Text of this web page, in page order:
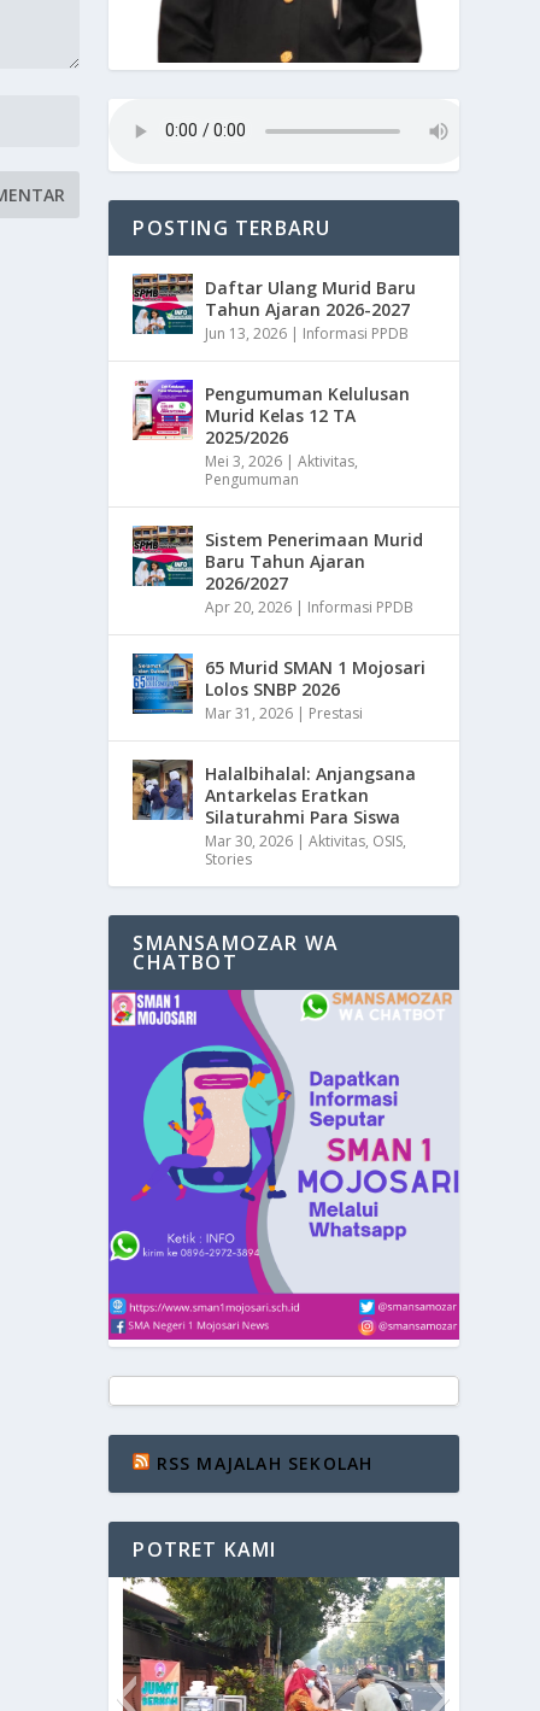
POSTING TERBARU
Daftar Ulang Murid Baru
Tahun Ajaran 2026-2027
Jun 13, 2026 | Informasi PPDB
Pengumuman Kelulusan
Murid Kelas 12 TA
2025/2026
Mei 3, 2026 |Aktivitas,
Pengumuman
Sistem Penerimaan Murid
Baru Tahun Ajaran
2026/2027
Apr 20, 2026 | Informasi PPDB
65 Murid SMAN 1 Mojosari
Lolos SNBP 2026
Mar 31, 2026 | Prestasi
Halalbihalal: Anjangsana
Antarkelas Eratkan
Silaturahmi Para Siswa
Mar 30, 2026 |Aktivitas, OSIS,
Stories
SMANSAMOZAR WA
CHATBOT
RSS MAJALAH SEKOLAH
POTRET KAMI